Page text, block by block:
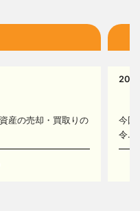
16
産の売却・買取りの
今回
令...